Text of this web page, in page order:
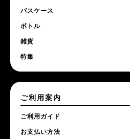
パスケース
ボトル
雑貨
特集
ご利用案内
ご利用ガイド
お支払い方法